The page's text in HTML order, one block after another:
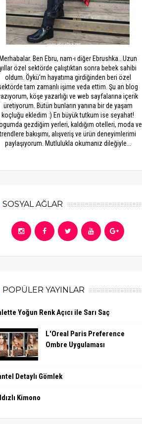
Merhabalar. Ben Ebru, nam-ı diğer Ebrushka...Uzun
yıllar özel sektörde çalıştıktan sonra bebek sahibi
oldum. Öykü'm hayatıma girdiğinden beri özel
tam zamanlı işime veda ettim. Şu an blog
köşe yazarlığı ve web sayfalarına içerik
üretiyorum. Bütün bunların yanına bir de yaşam
koçluğu ekledim :) En büyük tutkum ise seyahat!
gezdiğim yerleri, kaldığım otelleri, moda ve
trendlere bakışımı, alışveriş ve ürün deneyimlerimi
paylaşıyorum. Mutlulukla okumanız dileğiyle...
SOSYAL AĞLAR
POPÜLER YAYINLAR
Yoğun Renk Açıcı ile Sarı Saç
L'Oreal Paris Preference
Ombre Uygulaması
Detaylı Gömlek
Kimono